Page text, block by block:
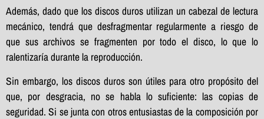
Además, dado que los discos duros utilizan un cabezal de lectura
mecánico, tendrá que desfragmentar regularmente a riesgo de
que sus archivos se fragmenten por todo el disco, lo que lo
ralentizaría durante la reproducción.
Sin embargo, los discos duros son útiles para otro propósito del
que, por desgracia, no se habla lo suficiente: las copias de
seguridad. Si se junta con otros entusiastas de la composición por